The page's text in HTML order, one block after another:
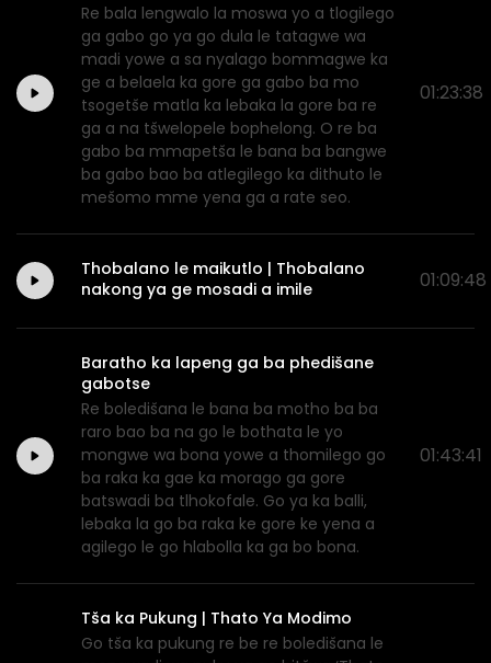
Re bala lengwalo la moswa yo a tlogilego
ga gabo go ya go dula le tatagwe wa
madi yowe a sa nyalago bommagwe ka
ge a belaela ka gore ga gabo ba mo
tsogetše matla ka lebaka la gore ba re
ga a na tšwelopele bophelong. O re ba
gabo ba mmapetša le bana ba bangwe
ba gabo bao ba atlegilego ka dithuto le
mešomo mme yena ga a rate seo.
01:23:38
Thobalano le maikutlo | Thobalano
nakong ya ge mosadi a imile
01:09:48
Baratho ka lapeng ga ba phedišane
gabotse
Re boledišana le bana ba motho ba ba
raro bao ba na go le bothata le yo
mongwe wa bona yowe a thomilego go
ba raka ka gae ka morago ga gore
batswadi ba tlhokofale. Go ya ka balli,
lebaka la go ba raka ke gore ke yena a
agilego le go hlabolla ka ga bo bona.
01:43:41
Tša ka Pukung | Thato Ya Modimo
Go tša ka pukung re be re boledišana le